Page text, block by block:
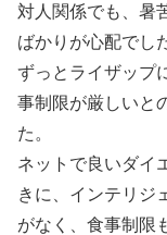
対人関係でも、暑
ばかりが心配でし
ずっとライザップ
事制限が厳しいと
た。
ネットで良いダイ
きに、インテリジ
がなく、食事制限